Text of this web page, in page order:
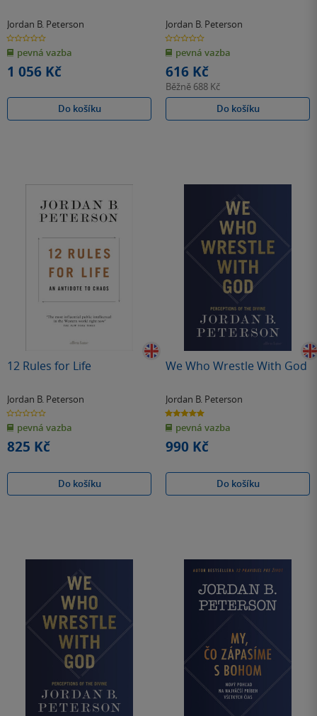
Jordan B. Peterson
0.0
z
5
hvězdiček
pevná vazba
1 056 Kč
Do košíku
Jordan B. Peterson
0.0
z
5
hvězdiček
pevná vazba
616 Kč
Běžně 688 Kč
Do košíku
12 Rules for Life
Jordan B. Peterson
0.0
z
5
hvězdiček
pevná vazba
825 Kč
Do košíku
We Who Wrestle With God
Jordan B. Peterson
5.0
z
5
hvězdiček
pevná vazba
990 Kč
Do košíku